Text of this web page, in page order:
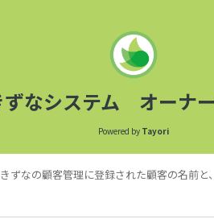
ずなシステム オーナ
Powered by Tayori
きずなの顧客管理に登録された顧客の名前